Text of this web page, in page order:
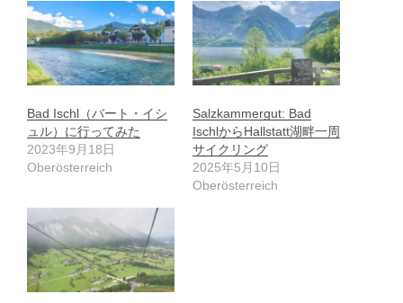
Bad Ischl（バート・イシ
ュル）に行ってみた
2023年9月18日
Oberösterreich
Salzkammergut: Bad
IschlからHallstatt湖畔一周
サイクリング
2025年5月10日
Oberösterreich